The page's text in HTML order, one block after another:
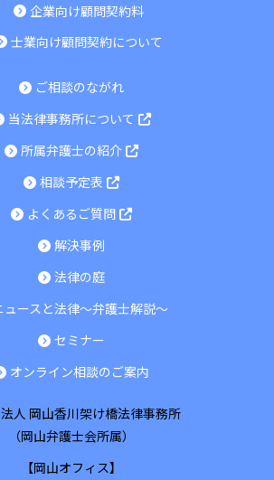
企業向け顧問契約料
士業向け顧問契約について
ご相談のながれ
当法律事務所について
所属弁護士の紹介
相談予定表
よくあるご質問
解決事例
法律の庭
ュースと法律～弁護士解説～
セミナー
オンライン相談のご案内
人 岡山香川架け橋法律事務所
（岡山弁護士会所属）
【岡山オフィス】